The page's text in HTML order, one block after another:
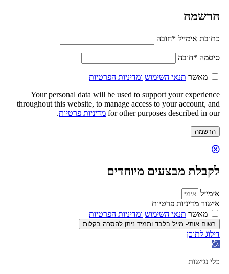
הרשמה
כתובת אימייל *חובה
סיסמה *חובה
מאשר תנאי השימוש ומדיניות הפרטיות
Your personal data will be used to support your experience
throughout this website, to manage access to your account, and
for other purposes described in our מדיניות פרטיות.
הרשמה
לקבלת מבצעים מיוחדים
אימייל
אישור מדיניות פרטיות
מאשר תנאי השימוש ומדיניות הפרטיות
רשום אותי- מייל בלבד ותמיד ניתן להסרה בקלות
דילוג לתוכן
פתח
נגישות
כלי נגישות